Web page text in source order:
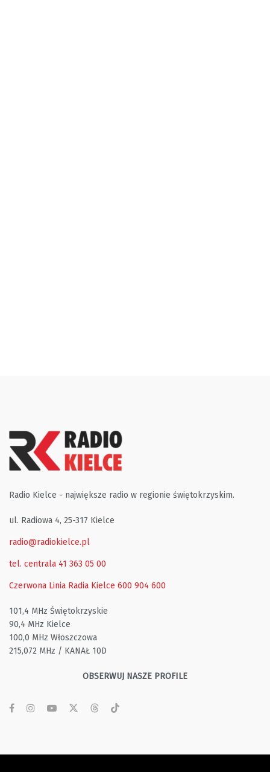
Radio Kielce - największe radio w regionie świętokrzyskim.
ul. Radiowa 4, 25-317 Kielce
radio@radiokielce.pl
tel. centrala 41 363 05 00
Czerwona Linia Radia Kielce 600 904 600
101,4 MHz Świętokrzyskie
90,4 MHz Kielce
100,0 MHz Włoszczowa
215,072 MHz / KANAŁ 10D
OBSERWUJ NASZE PROFILE